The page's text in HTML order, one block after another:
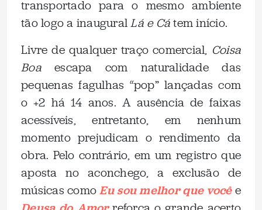
transportado para o mesmo ambiente
tão logo a inauguralLá e Cátem início.
Livre de qualquer traço comercial, Coisa
Boaescapa com naturalidade das
pequenas fagulhas “pop” lançadas com
o +2 há 14 anos. A ausência de faixas
acessíveis, entretanto, em nenhum
momento prejudicam o rendimento da
obra. Pelo contrário, em um registro que
aposta no aconchego, a exclusão de
músicas comoEu sou melhor que vocêe